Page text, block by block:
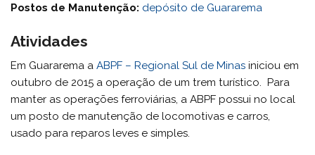
Postos de Manutenção: depósito de Guararema
Atividades
Em Guararema aABPF – Regional Sul de Minas iniciou em
outubro de 2015 a operação de um trem turístico. Para
manter as operações ferroviárias, a ABPF possui no local
um posto de manutenção de locomotivas e carros,
usado para reparos leves e simples.